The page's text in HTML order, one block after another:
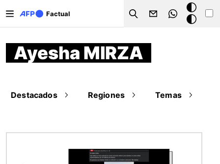
Factual
Search
Modo
oscuro
Ayesha MIRZA
Destacados Regiones Temas